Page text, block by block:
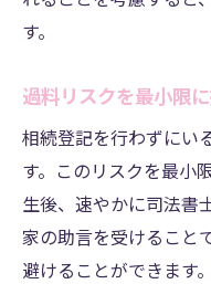
す。
過料リスクを最小限
相続登記を行わずにい
す。このリスクを最小
生後、速やかに司法書
家の助言を受けること
避けることができます